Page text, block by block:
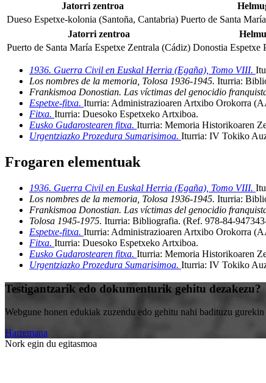
Jatorri zentroa
Dueso Espetxe-kolonia (Santoña, Cantabria) Puerto de Santa
Jatorri zentroa
Puerto de Santa María Espetxe Zentrala (Cádiz) Donostia Espetxe
1936. Guerra Civil en Euskal Herria (Egaña), Tomo VIII.
Los nombres de la memoria, Tolosa 1936-1945. Iturria:
Frankismoa Donostian. Las víctimas del genocidio
Espetxe-fitxa. Iturria: Administrazioaren Artxibo Orokorra
Fitxa. Iturria: Duesoko Espetxeko Artxiboa.
Eusko Gudarostearen fitxa. Iturria: Memoria Historikoaren
Urgentziazko Prozedura Sumarisimoa. Iturria: IV Tokiko
Frogaren elementuak
1936. Guerra Civil en Euskal Herria (Egaña), Tomo VIII.
Los nombres de la memoria, Tolosa 1936-1945. Iturria:
Frankismoa Donostian. Las víctimas del genocidio
Tolosa 1945-1975. Iturria: Bibliografia. (Ref. 978-84-
Espetxe-fitxa. Iturria: Administrazioaren Artxibo Orokorra
Fitxa. Iturria: Duesoko Espetxeko Artxiboa.
Eusko Gudarostearen fitxa. Iturria: Memoria Historikoaren
Urgentziazko Prozedura Sumarisimoa. Iturria: IV Tokiko
Testigantzarik edo dokumenturik gehitu dezakezu?
Webgune honen edukiak zuzendu edo gehitu nahi badituzu
Harremana
Nork egin du egitasmoa